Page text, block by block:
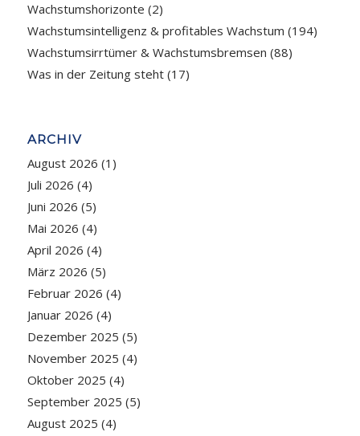
Wachstumshorizonte (2)
Wachstumsintelligenz & profitables Wachstum (194)
Wachstumsirrtümer & Wachstumsbremsen (88)
Was in der Zeitung steht(17)
ARCHIV
August 2026 (1)
Juli 2026 (4)
Juni 2026 (5)
Mai 2026 (4)
April 2026 (4)
März 2026 (5)
Februar 2026 (4)
Januar 2026 (4)
Dezember 2025 (5)
November 2025 (4)
Oktober 2025 (4)
September 2025 (5)
August 2025 (4)